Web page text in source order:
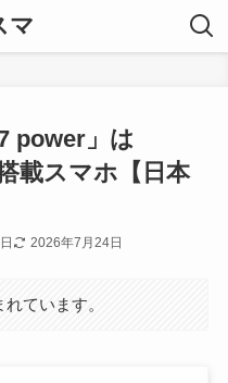
マ
power」は
載スマホ【日本
2026年7月24日
ています。